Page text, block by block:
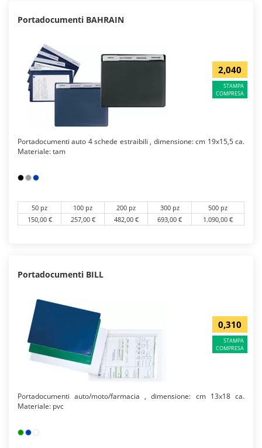
Portadocumenti BAHRAIN
2,040
STAMPA
COMPRESA
Portadocumenti auto 4 schede estraibili , dimensione: cm 19x15,5 ca.
Materiale: tam
50 pz 100 pz 200 pz 300 pz
500 pz
150,00 €
257,00 € 482,00 € 693,00 € 1.090,00 €
Portadocumenti BILL
0,310
STAMPA
COMPRESA
Portadocumenti auto/moto/farmacia , dimensione: cm 13x18 ca.
Materiale: pvc